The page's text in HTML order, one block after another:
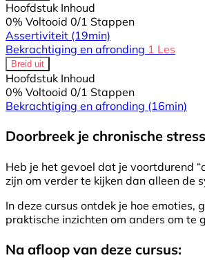
Hoofdstuk Inhoud
0% Voltooid 0/1 Stappen
Assertiviteit (19min)
Bekrachtiging en afronding 1 Les
Breid uit
Hoofdstuk Inhoud
0% Voltooid 0/1 Stappen
Bekrachtiging en afronding (16min)
Doorbreek je chronische
Heb je het gevoel dat je voortdurend
zijn om verder te kijken dan alleen de
In deze cursus ontdek je hoe
praktische inzichten om anders om te
Na afloop van deze cursus: